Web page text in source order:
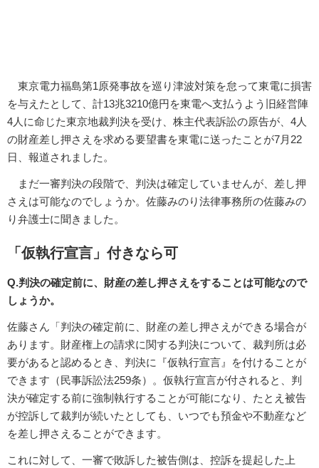
東京電力福島第1原発事故を巡り津波対策を怠って東電に損害
を与えたとして、計13兆3210億円を東電へ支払うよう旧経営陣
4人に命じた東京地裁判決を受け、株主代表訴訟の原告が、4人
の財産差し押さえを求める要望書を東電に送ったことが7月22
日、報道されました。
まだ一審判決の段階で、判決は確定していませんが、差し押
さえは可能なのでしょうか。佐藤みのり法律事務所の佐藤みの
り弁護士に聞きました。
「仮執行宣言」付きなら可
Q.判決の確定前に、財産の差し押さえをすることは可能なので
しょうか。
佐藤さん「判決の確定前に、財産の差し押さえができる場合が
あります。財産権上の請求に関する判決について、裁判所は必
要があると認めるとき、判決に『仮執行宣言』を付けることが
できます（民事訴訟法259条）。仮執行宣言が付されると、判
決が確定する前に強制執行することが可能になり、たとえ被告
が控訴して裁判が続いたとしても、いつでも預金や不動産など
を差し押さえることができます。
これに対して、一審で敗訴した被告側は、控訴を提起した上